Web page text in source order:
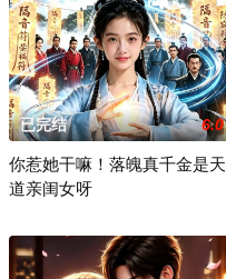
已完结 6.0
你惹她干嘛！落魄真千金是天
道亲闺女呀